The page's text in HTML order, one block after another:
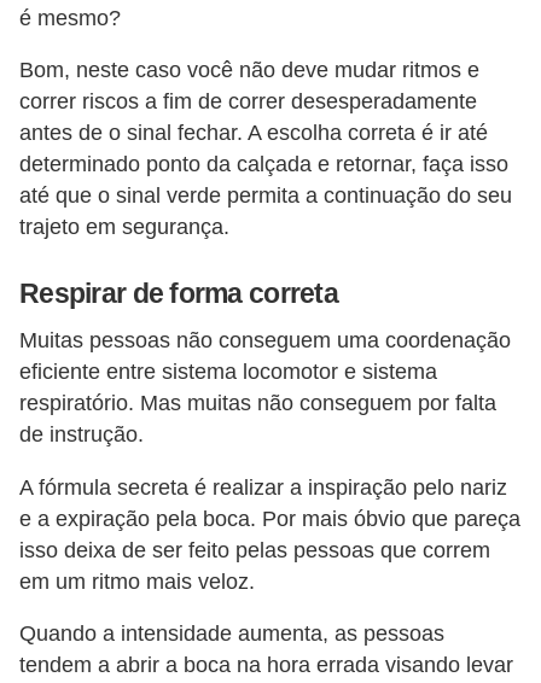
é mesmo?
Bom, neste caso você não deve mudar ritmos e
correr riscos a fim de correr desesperadamente
antes de o sinal fechar. A escolha correta é ir até
determinado ponto da calçada e retornar, faça isso
até que o sinal verde permita a continuação do seu
trajeto em segurança.
Respirar de forma correta
Muitas pessoas não conseguem uma coordenação
eficiente entre sistema locomotor e sistema
respiratório. Mas muitas não conseguem por falta
de instrução.
A fórmula secreta é realizar a inspiração pelo nariz
e a expiração pela boca. Por mais óbvio que pareça
isso deixa de ser feito pelas pessoas que correm
em um ritmo mais veloz.
Quando a intensidade aumenta, as pessoas
tendem a abrir a boca na hora errada visando levar